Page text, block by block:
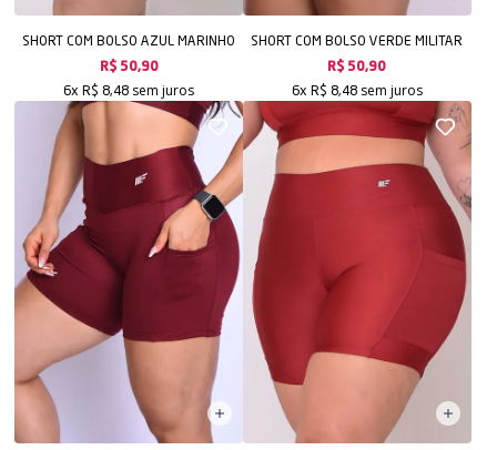
SHORT COM BOLSO AZUL MARINHO
R$ 50,90
6x R$ 8,48 sem juros
SHORT COM BOLSO VERDE MILITAR
R$ 50,90
6x R$ 8,48 sem juros